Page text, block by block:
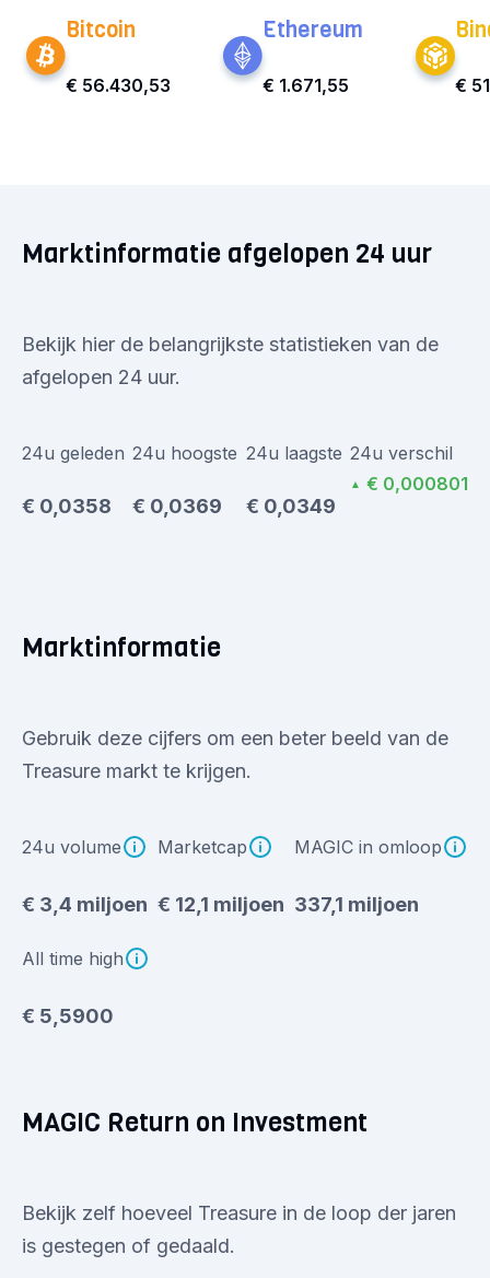
Bitcoin
€ 56.430,53
Ethereum
€ 1.671,55 €
Marktinformatie afgelopen 24 uur
Bekijk hier de belangrijkste statistieken van de
afgelopen 24 uur.
24u geleden
€ 0,0358
24u hoogste
€ 0,0369
24u laagste
€ 0,0349
24u verschil
▲ € 0,000801
Marktinformatie
Gebruik deze cijfers om een beter beeld van de
Treasure markt te krijgen.
24u volume
€ 3,4 miljoen
Marketcap
€ 12,1 miljoen
MAGIC in omloop
337,1 miljoen
All time high
€ 5,5900
MAGIC Return on Investment
Bekijk zelf hoeveel Treasure in de loop der jaren
is gestegen of gedaald.